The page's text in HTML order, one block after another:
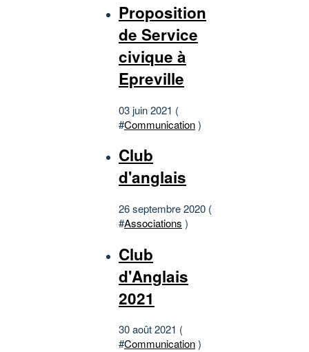
Proposition
de Service
civique à
Epreville
03 juin 2021 (
#Communication)
Club
d'anglais
26 septembre 2020 (
#Associations )
Club
d'Anglais
2021
30 août 2021 (
#Communication)